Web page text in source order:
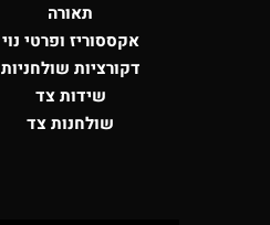
תאורה
אקססוריז ופרטי נוי
דקורציות שולחניות
שידות צד
שולחנות צד